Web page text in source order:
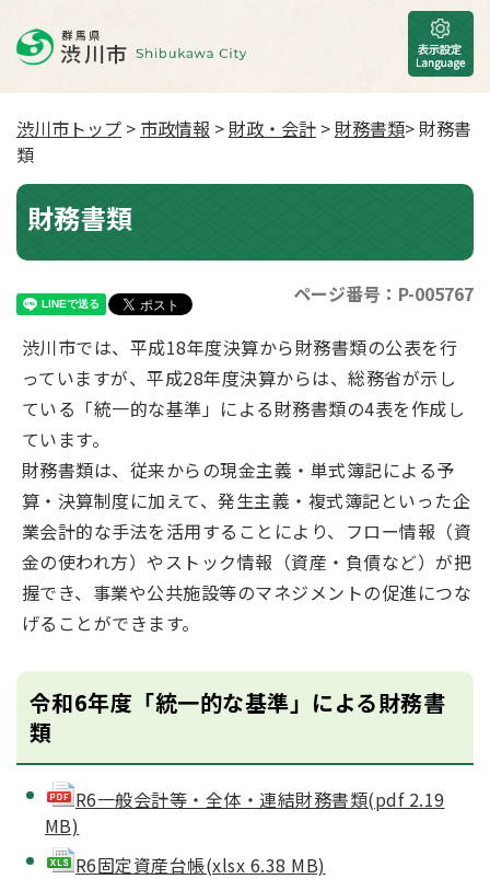
渋川市トップ > 市政情報 >財政・会計 >財務書類> 財務書
類
財務書類
ページ番号：P-005767
渋川市では、平成18年度決算から財務書類の公表を行
っていますが、平成28年度決算からは、総務省が示し
ている「統一的な基準」による財務書類の4表を作成し
ています。
財務書類は、従来からの現金主義・単式簿記による予
算・決算制度に加えて、発生主義・複式簿記といった企
業会計的な手法を活用することにより、フロー情報（資
金の使われ方）やストック情報（資産・負債など）が把
握でき、事業や公共施設等のマネジメントの促進につな
げることができます。
令和6年度「統一的な基準」による財務書
類
R6一般会計等・全体・連結財務書類(pdf 2.19
MB)
R6固定資産台帳(xlsx 6.38 MB)